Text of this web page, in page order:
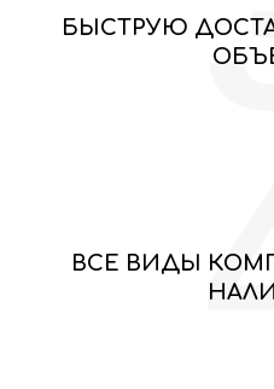
БЫСТРУЮ
ВСЕ ВИДЫ